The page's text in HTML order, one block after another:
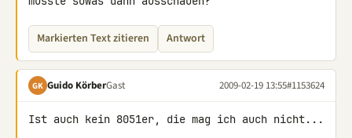
Markierten Text zitieren Antwort
GK Guido KörberGast 2009-02-19 13:55#1153624
Ist auch kein 8051er, die mag ich auch nicht...